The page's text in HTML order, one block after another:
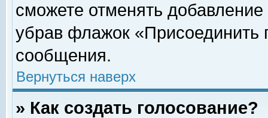
сможете отменять
убрав флажок «Присоединить
сообщения.
Вернуться наверх
» Как создать голосование?